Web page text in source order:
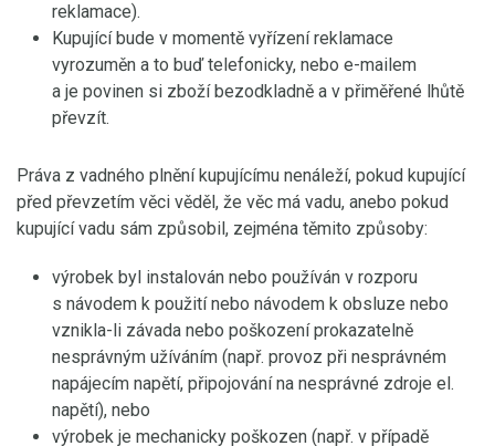
reklamace).
Kupující bude v momentě vyřízení reklamace
vyrozuměn a to buď telefonicky, nebo e-mailem
a je povinen si zboží bezodkladně a v přiměřené lhůtě
převzít.
Práva z vadného plnění kupujícímu nenáleží, pokud kupující
před převzetím věci věděl, že věc má vadu, anebo pokud
kupující vadu sám způsobil, zejména těmito způsoby:
výrobek byl instalován nebo používán v rozporu
s návodem k použití nebo návodem k obsluze nebo
vznikla-li závada nebo poškození prokazatelně
nesprávným užíváním (např. provoz při nesprávném
napájecím napětí, připojování na nesprávné zdroje el.
napětí), nebo
výrobek je mechanicky poškozen (např. v případě